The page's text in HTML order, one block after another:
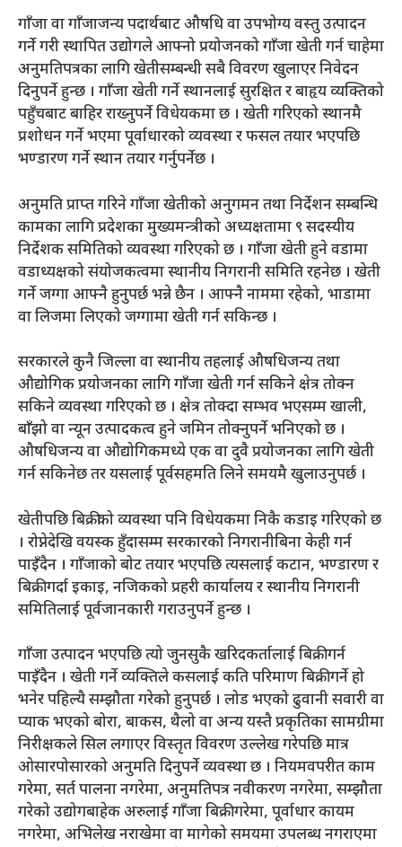
गाँजा वा गाँजाजन्य पदार्थबाट औषधि वा उपभोग्य वस्तु उत्पादन
गर्ने गरी स्थापित उद्योगले आफ्नो प्रयोजनको गाँजा खेती गर्न चाहेमा
अनुमतिपत्रका लागि खेतीसम्बन्धी सबै विवरण खुलाएर निवेदन
दिनुपर्ने हुन्छ । गाँजा खेती गर्ने स्थानलाई सुरक्षित र बाहृय व्यक्तिको
पहुँचबाट बाहिर राख्नुपर्ने विधेयकमा छ । खेती गरिएको स्थानमै
प्रशोधन गर्ने भएमा पूर्वाधारको व्यवस्था र फसल तयार भएपछि
भण्डारण गर्ने स्थान तयार गर्नुपर्नेछ ।
अनुमति प्राप्त गरिने गाँजा खेतीको अनुगमन तथा निर्देशन सम्बन्धि
कामका लागि प्रदेशका मुख्यमन्त्रीको अध्यक्षतामा ९ सदस्यीय
निर्देशक समितिको व्यवस्था गरिएको छ । गाँजा खेती हुने वडामा
वडाध्यक्षको संयोजकत्वमा स्थानीय निगरानी समिति रहनेछ । खेती
गर्ने जग्गा आफ्नै हुनुपर्छ भन्ने छैन । आफ्नै नाममा रहेको, भाडामा
वा लिजमा लिएको जग्गामा खेती गर्न सकिन्छ ।
सरकारले कुनै जिल्ला वा स्थानीय तहलाई औषधिजन्य तथा
औद्योगिक प्रयोजनका लागि गाँजा खेती गर्न सकिने क्षेत्र तोक्न
सकिने व्यवस्था गरिएको छ । क्षेत्र तोक्दा सम्भव भएसम्म खाली,
बाँझो वा न्यून उत्पादकत्व हुने जमिन तोक्नुपर्ने भनिएको छ ।
औषधिजन्य वा औद्योगिकमध्ये एक वा दुवै प्रयोजनका लागि खेती
गर्न सकिनेछ तर यसलाई पूर्वसहमति लिने समयमै खुलाउनुपर्छ ।
खेतीपछि बिक्रीको व्यवस्था पनि विधेयकमा निकै कडाइ गरिएको छ
। रोप्नेदेखि वयस्क हुँदासम्म सरकारको निगरानीबिना केही गर्न
पाइँदैन । गाँजाको बोट तयार भएपछि त्यसलाई कटान, भण्डारण र
बिक्री गर्दा इकाइ, नजिकको प्रहरी कार्यालय र स्थानीय निगरानी
समितिलाई पूर्वजानकारी गराउनुपर्ने हुन्छ ।
गाँजा उत्पादन भएपछि त्यो जुनसुकै खरिदकर्तालाई बिक्री गर्न
पाइँदैन । खेती गर्ने व्यक्तिले कसलाई कति परिमाण बिक्री गर्ने हो
भनेर पहिल्यै सम्झौता गरेको हुनुपर्छ । लोड भएको ढुवानी सवारी वा
प्याक भएको बोरा, बाकस, थैलो वा अन्य यस्तै प्रकृतिका सामग्रीमा
निरीक्षकले सिल लगाएर विस्तृत विवरण उल्लेख गरेपछि मात्र
ओसारपोसारको अनुमति दिनुपर्ने व्यवस्था छ । नियमवपरीत काम
गरेमा, सर्त पालना नगरेमा, अनुमतिपत्र नवीकरण नगरेमा, सम्झौता
गरेको उद्योगबाहेक अरुलाई गाँजा बिक्री गरेमा, पूर्वाधार कायम
नगरेमा, अभिलेख नराखेमा वा मागेको समयमा उपलब्ध नगराएमा